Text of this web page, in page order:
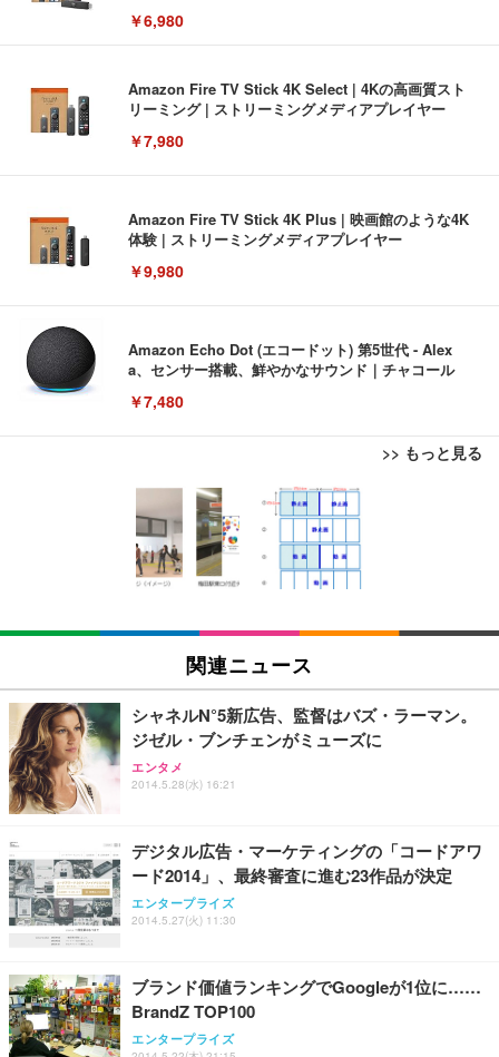
￥6,980
Amazon Fire TV Stick 4K Select | 4Kの高画質スト
リーミング | ストリーミングメディアプレイヤー
￥7,980
Amazon Fire TV Stick 4K Plus | 映画館のような4K
体験 | ストリーミングメディアプレイヤー
￥9,980
Amazon Echo Dot (エコードット) 第5世代 - Alex
a、センサー搭載、鮮やかなサウンド｜チャコール
￥7,480
>> もっと見る
[EdoErgo] オフィスチェア 椅子 テレワーク 疲れな
い 跳ね上げ式アームレスト コンパクト 約105度ロッ
キング pc 事務椅子 360度回転 座面昇降 強化ナイロ
ン樹脂ベース 通気性メッシュ 在宅ワーク H-WY01
(黒網+黒枠+黒足)
￥5,699
SIHOO B100 オフィスチェア／デスクチェア メッシ
ュチェア 人間工学 疲れない ブラック
￥27,999
Sezlife オフィスチェア デスクチェア 疲れない テレ
ワーク チェア 強化バックレスト 30度ロッキング機
能 人間工学 椅子 腰サポート 90度跳ね上げ式アーム
ョン PCチェア 通気性メッシュ ゲーミング/勉強/事
務用 おしゃれ パソコンチェア (ブラック)
Sezlife オフィスチェア デスクチェア 疲れない テレ
ワーク チェア 強化バックレスト 30度ロッキング機
能 人間工学 椅子 腰サポート 90度跳ね上げ式アーム
務用 おしゃれ パソコンチェア (ホワイト)
ANDWINT オフィスチェア デスクチェア 肘なし メ
ッシュ 通気性 ランバーサポート付き 腰サポート ガ
EIZO ビジネス向けプレミアムモニター | FlexScan
EV3240X-WT | 31.5型4K UHD・USB Type-C・ホワ
イト
￥105,595
EIZO ビジネス向けプレミアムモニター | FlexScan
【純正品】27"ゲーミングモニター DualSense 充電
フック付き（CFI-ZDM1J）
【整備済み品】Dell E2724HS 27インチ 液晶モニタ
ー フルHD（1920×1080）VA 非光沢 HDMI/DisplayP
ort/VGA スピーカー内蔵 高さ調整 スイベル VESA対
【MiniLED/24.5inch/280Hz/FHD】GRAPHT THE S
HOOTER Gaming Monitor 24” Essential ゲーミン
Amazonベーシック ペットシーツ 薄型 レギュラー 1
回使い捨て 無香料 ホワイト 300枚
￥3,373
Amazonベーシック ペットシーツ 厚型 ワイド 42枚
x2袋(84枚) ホワイト(吸収面:ライトブルー)
￥3,234
ネオ・ルーライフ ネオ・オムツ L 中型犬用 26枚入
り 単品
Smart Basic(スマートベーシック) 【Amazon.co.jp
限定】 Smart Basic アイリスオーヤマ ペットシーツ
超厚型 お徳用 ワイド 100枚入 (x 1) (ケース販売)
アイリスオーヤマ ペットシーツ 超厚型 お徳用 レギ
ュラー 200枚入【Amazon.co.jp限定】
関連ニュース
シャネルN°5新広告、監督はバズ・ラーマン。
ジゼル・ブンチェンがミューズに
エンタメ
2014.5.28(水) 16:21
デジタル広告・マーケティングの「コードアワ
ード2014」、最終審査に進む23作品が決定
エンタープライズ
2014.5.27(火) 11:30
ブランド価値ランキングでGoogleが1位に……
BrandZ TOP100
エンタープライズ